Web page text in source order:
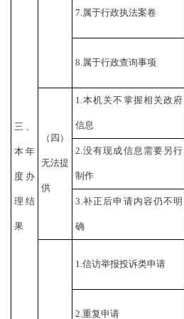
三、
本年
度办
理结
果
7.属于行政执法案卷
8.属于行政查询事项
（四）
无法提
供
1.本机关不掌握相关政府
信息
2.没有现成信息需要另行
制作
3.补正后申请内容仍不明
确
1.信访举报投诉类申请
2.重复申请